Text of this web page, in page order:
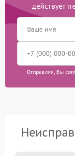
действует
Отправляя, Вы